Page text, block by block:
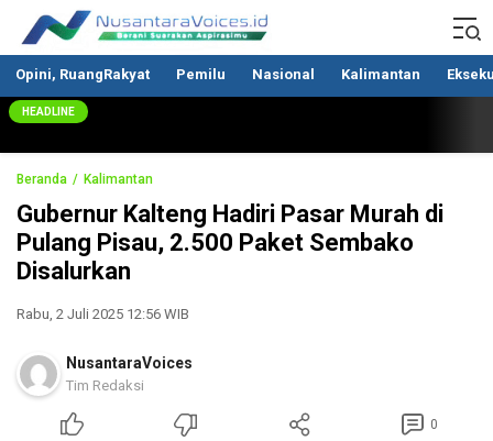
Nusantaravoices.id
Berani Suarakan Aspirasimu
Opini, RuangRakyat Pemilu Nasional Kalimantan
HEADLINE
Beranda Kalimantan
Gubernur Kalteng Hadiri Pasar Murah di
Pulang Pisau, 2.500 Paket Sembako
Disalurkan
Rabu, 2 Juli 2025 12:56 WIB
NusantaraVoices
Tim Redaksi
0